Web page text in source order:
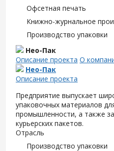
Офсетная печать
Книжно-журнальное
Производство упаковки
Нео-Пак
Описание проекта О
Нео-Пак
Описание проекта
Предприятие выпускает
упаковочных материалов
промышленности, а также
курьерских пакетов.
Отрасль
Производство упаковки